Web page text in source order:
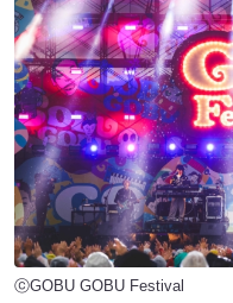
ⓒGOBU GOBU Festival